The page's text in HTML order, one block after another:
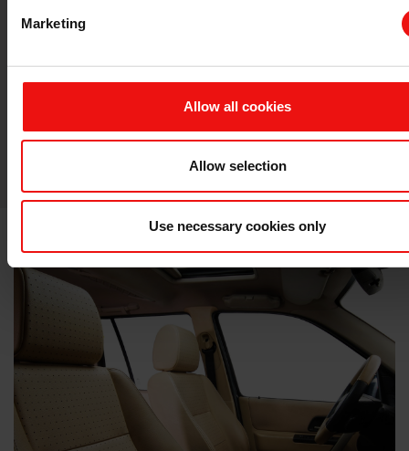
Marketing
Allow all cookies
Allow selection
Use necessary cookies only
在交通运输行业，安全至关重要。安全气囊是在发生
碰撞时保护乘客免受伤害的关键部件。维护良好的曲